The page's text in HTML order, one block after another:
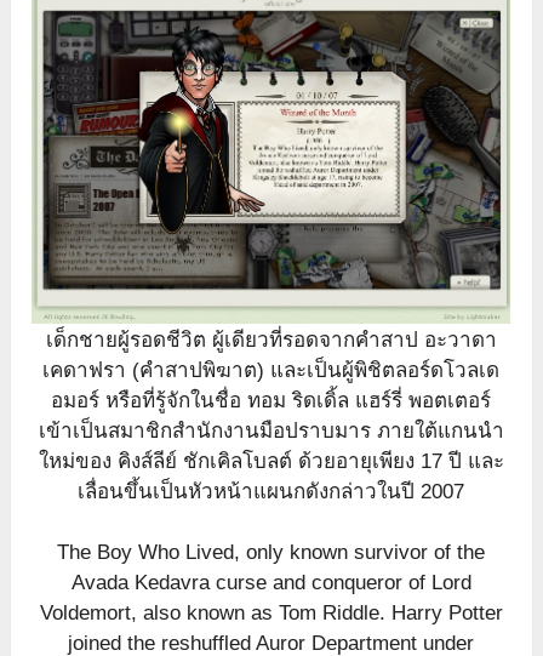
เด็กชายผู้รอดชีวิต ผู้เดียวที่รอดจากคำสาป อะวาดา
เคดาฟรา (คำสาปพิฆาต) และเป็นผู้พิชิตลอร์ดโวลเด
อมอร์ หรือที่รู้จักในชื่อ ทอม ริดเดิ้ล แฮร์รี่ พอตเตอร์
เข้าเป็นสมาชิกสำนักงานมือปราบมาร ภายใต้แกนนำ
ใหม่ของ คิงส์ลีย์ ชักเคิลโบลต์ ด้วยอายุเพียง 17 ปี และ
เลื่อนขึ้นเป็นหัวหน้าแผนกดังกล่าวในปี 2007
The Boy Who Lived, only known survivor of the
Avada Kedavra curse and conqueror of Lord
Voldemort, also known as Tom Riddle. Harry Potter
joined the reshuffled Auror Department under